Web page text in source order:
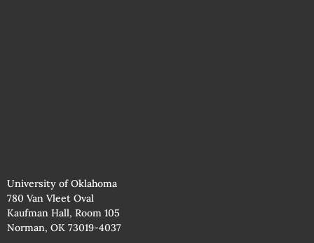
University of Oklahoma
780 Van Vleet Oval
Kaufman Hall, Room 105
Norman, OK 73019-4037